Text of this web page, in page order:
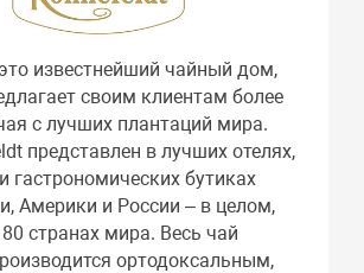
известнейший чайный дом,
своим клиентам более
с лучших плантаций мира.
представлен в лучших отелях,
гастрономических бутиках
Америки и России – в целом,
странах мира. Весь чай
ортодоксальным,